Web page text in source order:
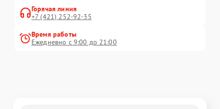
Горячая линия
+7 (421) 252-92-35
Время работы
Ежедневно с 9:00 до 21:00